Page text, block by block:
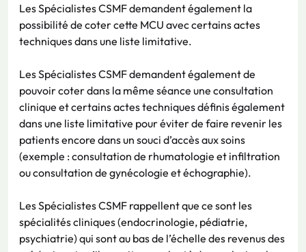
Les Spécialistes CSMF demandent également la
possibilité de coter cette MCU avec certains actes
techniques dans une liste limitative.
Les Spécialistes CSMF demandent également de
pouvoir coter dans la même séance une consultation
clinique et certains actes techniques définis également
dans une liste limitative pour éviter de faire revenir les
patients encore dans un souci d’accès aux soins
(exemple : consultation de rhumatologie et infiltration
ou consultation de gynécologie et échographie).
Les Spécialistes CSMF rappellent que ce sont les
spécialités cliniques (endocrinologie, pédiatrie,
psychiatrie) qui sont au bas de l’échelle des revenus des